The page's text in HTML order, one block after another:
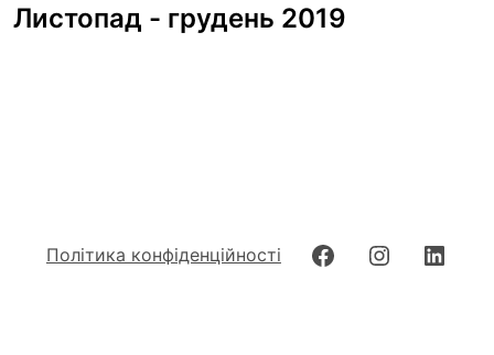
Листопад - грудень 2019
Політика конфіденційності FacebookInstagram